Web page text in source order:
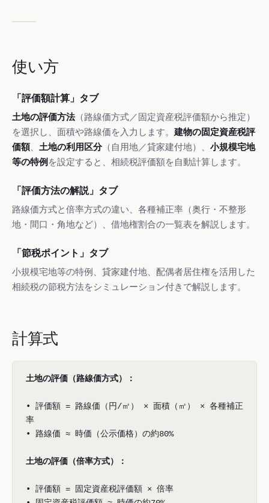
使い方
「評価額計算」タブ
土地の評価方法（路線価方式／固定資産税評価額から推定）
を選択し、面積や路線価を入力します。 建物の固定資産税評
価額、 土地の利用区分（自用地／貸家建付地）、 小規模宅地
等の特例を設定すると、相続税評価額を自動計算します。
「評価方法の解説」タブ
路線価方式と倍率方式の違い、各種補正率（奥行・不整形
地・間口・角地など）、借地権割合の一覧表を解説します。
「節税ポイント」タブ
小規模宅地等の特例、貸家建付地、配偶者居住権を活用した
相続税の節税方法をシミュレーション付きで解説します。
計算式
土地の評価（路線価方式）：
• 評価額 = 路線価（円/㎡） × 面積（㎡） × 各種補正
率
• 路線価 ≈ 時価（公示価格）の約80%
土地の評価（倍率方式）：
• 評価額 = 固定資産税評価額 × 倍率